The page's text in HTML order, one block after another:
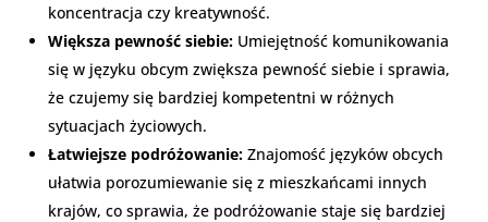
koncentracja czy kreatywność.
Większa pewność siebie: Umiejętność komunikowania
się w języku obcym zwiększa pewność siebie i sprawia,
że czujemy się bardziej kompetentni w różnych
sytuacjach życiowych.
Łatwiejsze podróżowanie: Znajomość języków obcych
ułatwia porozumiewanie się z mieszkańcami innych
krajów, co sprawia, że podróżowanie staje się bardziej